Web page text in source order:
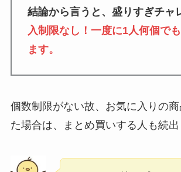
結論から言うと、盛りすぎチャ
入制限なし！一度に1人何個で
ます。
個数制限がない故、お気に入りの
た場合は、まとめ買いする人も続出